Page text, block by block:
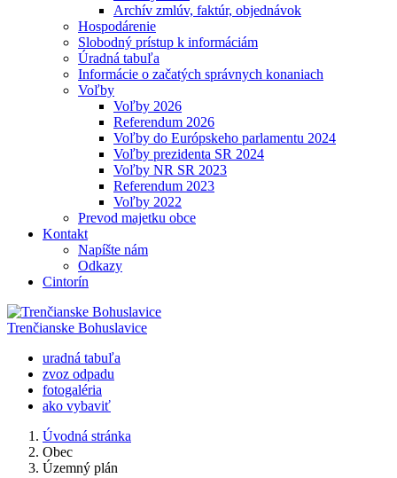
Archív zmlúv, faktúr, objednávok
Hospodárenie
Slobodný prístup k informáciám
Úradná tabuľa
Informácie o začatých správnych konaniach
Voľby
Voľby 2026
Referendum 2026
Voľby do Európskeho parlamentu 2024
Voľby prezidenta SR 2024
Voľby NR SR 2023
Referendum 2023
Voľby 2022
Prevod majetku obce
Kontakt
Napíšte nám
Odkazy
Cintorín
Trenčianske Bohuslavice
uradná tabuľa
zvoz odpadu
fotogaléria
ako vybaviť
Úvodná stránka
Obec
Územný plán